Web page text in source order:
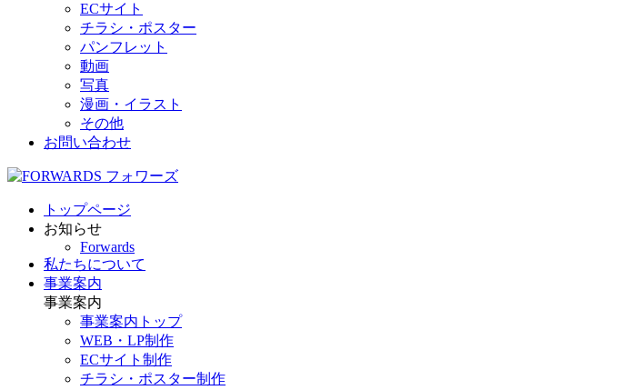
ECサイト
チラシ・ポスター
パンフレット
動画
写真
漫画・イラスト
その他
お問い合わせ
トップページ
お知らせ
Forwards
私たちについて
事業案内
事業案内
事業案内トップ
WEB・LP制作
ECサイト制作
チラシ・ポスター制作